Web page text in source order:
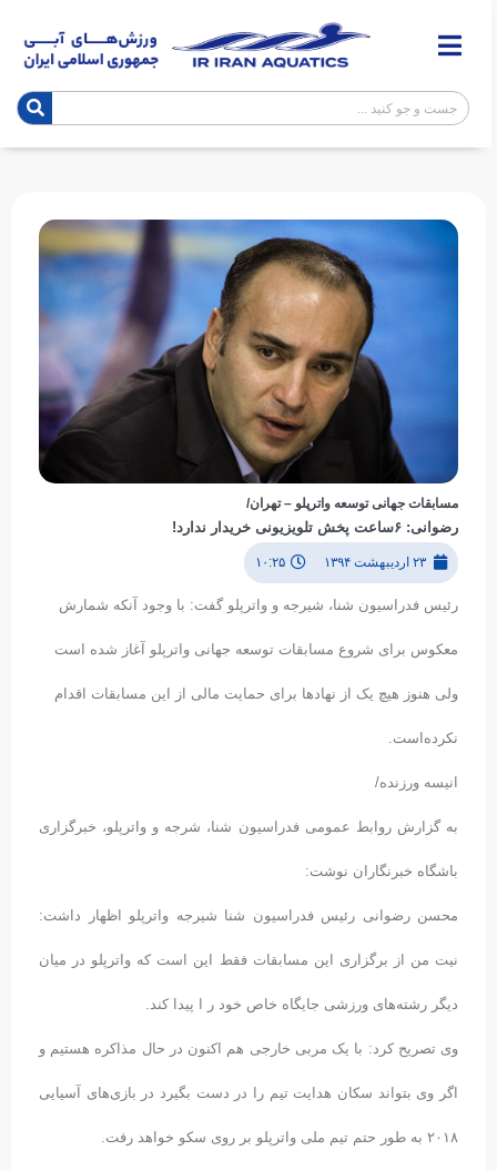
مسابقات جهانی توسعه واترپلو – تهران/
رضوانی: ۶ساعت پخش تلویزیونی خریدار ندارد!
۲۳ اردیبهشت ۱۳۹۴ ۱۰:۲۵
رئیس فدراسیون شنا، شیرجه و واترپلو گفت: با وجود آنکه شمارش
معکوس برای شروع مسابقات توسعه جهانی واترپلو آغاز شده است
ولی هنوز هیچ یک از نهادها برای حمایت مالی از این مسابقات اقدام
نکرده‌است.
انیسه ورزنده/
به گزارش روابط عمومی فدراسیون شنا، شرجه و واترپلو، خبرگزاری
باشگاه خبرنگاران نوشت:
محسن رضوانی رئیس فدراسیون شنا شیرجه واترپلو اظهار داشت:
نیت من از برگزاری این مسابقات فقط این است که واترپلو در میان
دیگر رشته‌های ورزشی جایگاه خاص خود ر ا پیدا کند.
وی تصریح کرد: با یک مربی خارجی هم اکنون در حال مذاکره هستیم و
اگر وی بتواند سکان هدایت تیم را در دست بگیرد در بازی‌های آسیایی
۲۰۱۸ به طور حتم تیم ملی واترپلو بر روی سکو خواهد رفت.